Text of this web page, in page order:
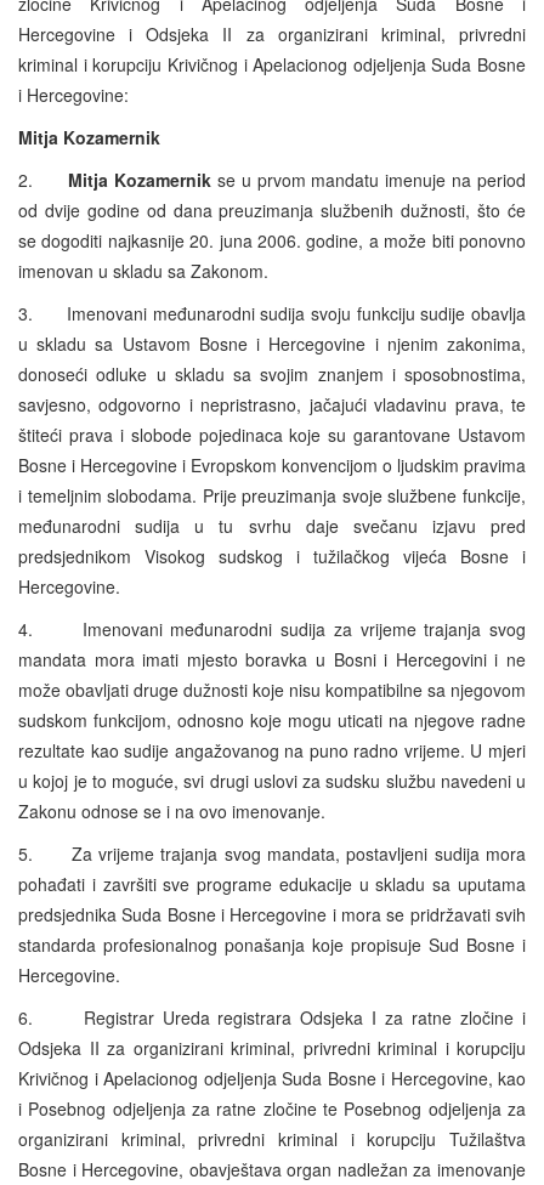
Hercegovine i Odsjeka II za organizirani kriminal, privredni
kriminal i korupciju Krivičnog i Apelacionog odjeljenja Suda Bosne
i Hercegovine:
Mitja Kozamernik
2. Mitja Kozamernik se u prvom mandatu imenuje na period
od dvije godine od dana preuzimanja službenih dužnosti, što će
se dogoditi najkasnije 20. juna 2006. godine, a može biti ponovno
imenovan u skladu sa Zakonom.
3. Imenovani međunarodni sudija svoju funkciju sudije obavlja
u skladu sa Ustavom Bosne i Hercegovine i njenim zakonima,
donoseći odluke u skladu sa svojim znanjem i sposobnostima,
savjesno, odgovorno i nepristrasno, jačajući vladavinu prava, te
štiteći prava i slobode pojedinaca koje su garantovane Ustavom
Bosne i Hercegovine i Evropskom konvencijom o ljudskim pravima
i temeljnim slobodama. Prije preuzimanja svoje službene funkcije,
međunarodni sudija u tu svrhu daje svečanu izjavu pred
predsjednikom Visokog sudskog i tužilačkog vijeća Bosne i
Hercegovine.
4. Imenovani međunarodni sudija za vrijeme trajanja svog
mandata mora imati mjesto boravka u Bosni i Hercegovini i ne
može obavljati druge dužnosti koje nisu kompatibilne sa njegovom
sudskom funkcijom, odnosno koje mogu uticati na njegove radne
rezultate kao sudije angažovanog na puno radno vrijeme. U mjeri
u kojoj je to moguće, svi drugi uslovi za sudsku službu navedeni u
Zakonu odnose se i na ovo imenovanje.
5. Za vrijeme trajanja svog mandata, postavljeni sudija mora
pohađati i završiti sve programe edukacije u skladu sa uputama
predsjednika Suda Bosne i Hercegovine i mora se pridržavati svih
standarda profesionalnog ponašanja koje propisuje Sud Bosne i
Hercegovine.
6. Registrar Ureda registrara Odsjeka I za ratne zločine i
Odsjeka II za organizirani kriminal, privredni kriminal i korupciju
Krivičnog i Apelacionog odjeljenja Suda Bosne i Hercegovine, kao
i Posebnog odjeljenja za ratne zločine te Posebnog odjeljenja za
organizirani kriminal, privredni kriminal i korupciju Tužilaštva
Bosne i Hercegovine, obavještava organ nadležan za imenovanje